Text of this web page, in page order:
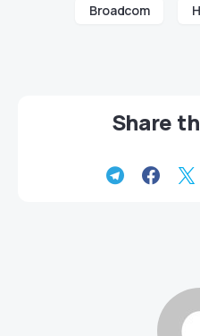
Broadcom
Share